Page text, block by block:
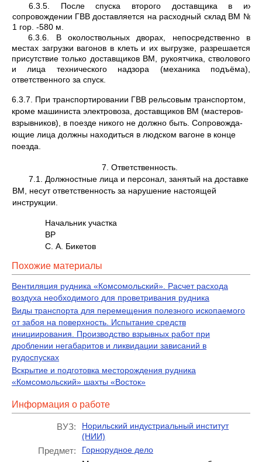
6.3.5. После спуска второго доставщика в их
сопровождении ГВВ доставляется на расходный склад ВМ №
1 гор. -580 м.
6.3.6. В околоствольных дворах, непосредственно в
местах загрузки вагонов в клеть и их выгрузке, разрешается
присутствие только доставщиков ВМ, рукоятчика, стволового
и лица технического надзора (механика подъёма),
ответственного за спуск.
6.3.7. При транспортировании ГВВ рельсовым транспортом,
кроме машиниста электро­воза, доставщиков ВМ (мастеров-
взрывников), в поезде никого не должно быть. Сопровожда­
ющие лица должны находиться в людском вагоне в конце
поезда.
7. Ответственность.
7.1. Должностные лица и персонал, занятый на доставке
ВМ, несут ответственность за нарушение настоящей
инструкции.
Начальник участка
С. А. Бикетов
Похожие материалы
Вентиляция рудника «Комсомольский». Расчет расхода
воздуха необходимого для проветривания рудника
Виды транспорта для перемещения полезного ископаемого
от забоя на поверхность. Испытание средств
инициирования. Производство взрывных работ при
дроблении негабаритов и ликвидации зависаний в
рудоспусках
Вскрытие и подготовка месторождения рудника
«Комсомольский» шахты «Восток»
Информация о работе
ВУЗ:
Норильский индустриальный институт
(НИИ)
Предмет: Горнорудное дело